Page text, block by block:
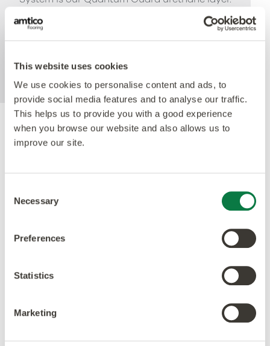
This website uses cookies
We use cookies to personalise content and ads, to
provide social media features and to analyse our traffic.
This helps us to provide you with a good experience
when you browse our website and also allows us to
improve our site.
Selection
Necessary
Preferences
Statistics
Marketing
Amtico’s Quantum Guard is the most durable
urethane on the market. The low-gloss finish also
enhances the realism of our natural-looking
eliminating the need for polish.
Gütesiegel